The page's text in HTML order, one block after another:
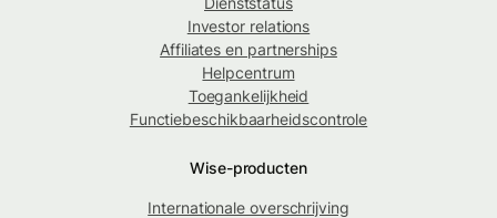
Investor relations
Affiliates en partnerships
Helpcentrum
Toegankelijkheid
Functiebeschikbaarheidscontrole
Wise-producten
Internationale overschrijving